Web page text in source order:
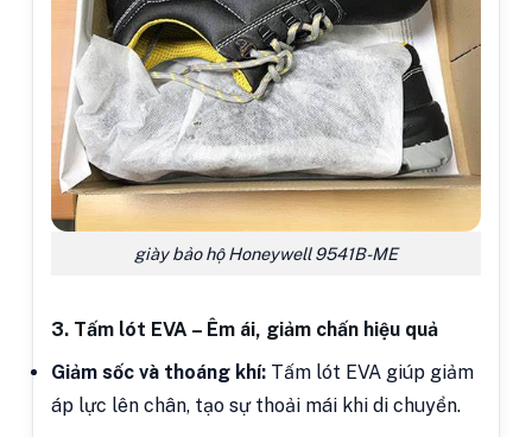
giày bảo hộ Honeywell 9541B-ME
3. Tấm lót EVA – Êm ái, giảm chấn hiệu quả
Giảm sốc và thoáng khí: Tấm lót EVA giúp giảm
áp lực lên chân, tạo sự thoải mái khi di chuyển.